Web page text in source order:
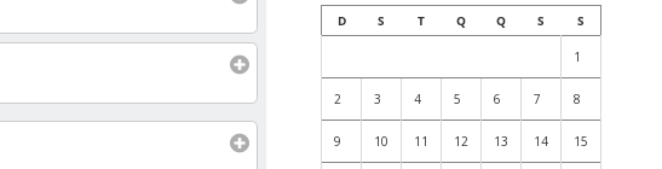
D
S T Q Q S S
1
2 3 4 5 6 7 8
9 10 11 12 13 14 15